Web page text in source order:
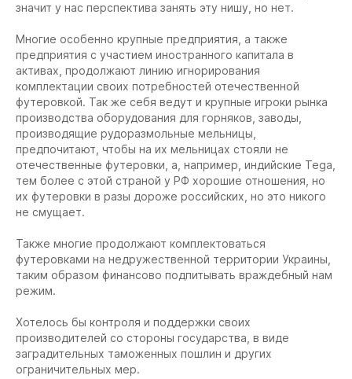
значит у нас перспектива занять эту нишу, но нет.
Многие особенно крупные предприятия, а также
предприятия с участием иностранного капитала в
активах, продолжают линию игнорирования
комплектации своих потребностей отечественной
футеровкой. Так же себя ведут и крупные игроки рынка
производства оборудования для горняков, заводы,
производящие рудоразмольные мельницы,
предпочитают, чтобы на их мельницах стояли не
отечественные футеровки, а, например, индийские Tega,
тем более с этой страной у РФ хорошие отношения, но
их футеровки в разы дороже российских, но это никого
не смущает.
Также многие продолжают комплектоваться
футеровками на недружественной территории Украины,
таким образом финансово подпитывать враждебный нам
режим.
Хотелось бы контроля и поддержки своих
производителей со стороны государства, в виде
заградительных таможенных пошлин и других
ограничительных мер.